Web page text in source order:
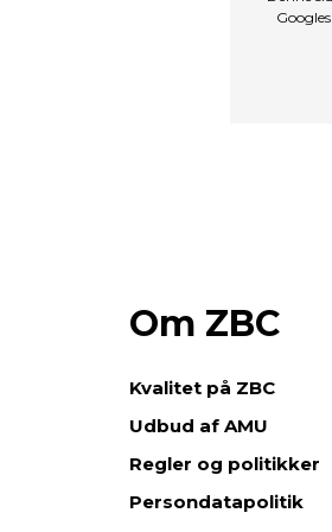
Googles
Om ZBC
Kvalitet på ZBC
Udbud af AMU
Regler og politikker
Persondatapolitik